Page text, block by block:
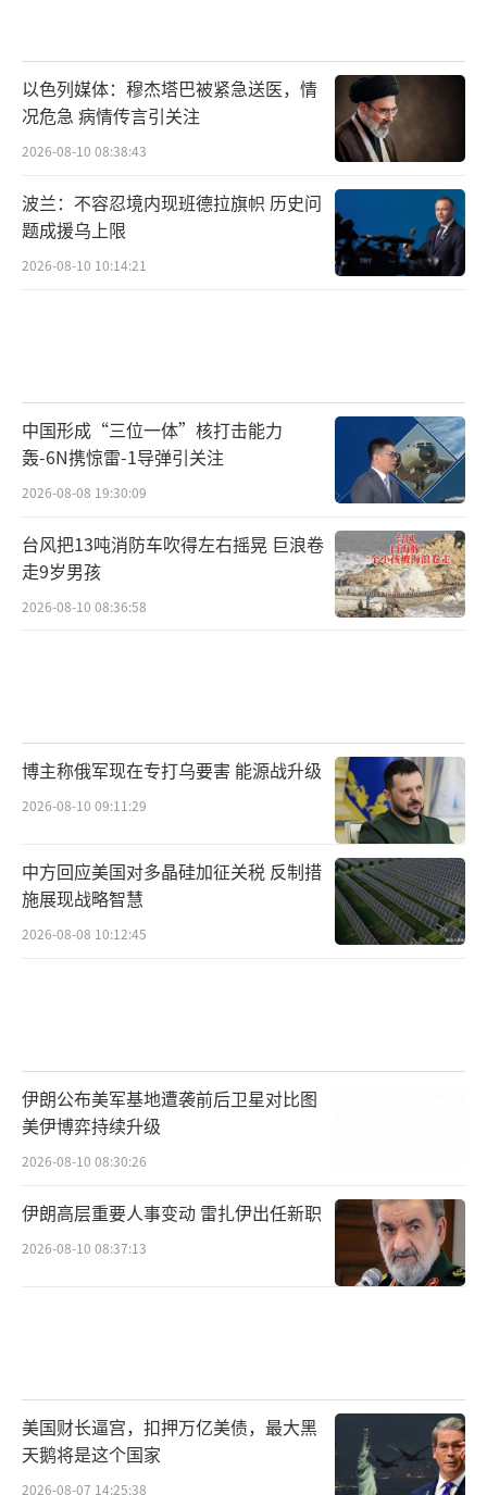
以色列媒体：穆杰塔巴被紧急送医，情
况危急 病情传言引关注
2026-08-10 08:38:43
波兰：不容忍境内现班德拉旗帜 历史问
题成援乌上限
2026-08-10 10:14:21
中国形成“三位一体”核打击能力
轰-6N携惊雷-1导弹引关注
2026-08-08 19:30:09
台风把13吨消防车吹得左右摇晃 巨浪卷
走9岁男孩
2026-08-10 08:36:58
博主称俄军现在专打乌要害 能源战升级
2026-08-10 09:11:29
中方回应美国对多晶硅加征关税 反制措
施展现战略智慧
2026-08-08 10:12:45
伊朗公布美军基地遭袭前后卫星对比图
美伊博弈持续升级
2026-08-10 08:30:26
伊朗高层重要人事变动 雷扎伊出任新职
2026-08-10 08:37:13
美国财长逼宫，扣押万亿美债，最大黑
天鹅将是这个国家
2026-08-07 14:25:38